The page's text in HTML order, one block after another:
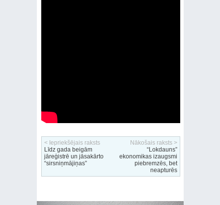
< Iepriekšējais raksts
Līdz gada beigām
jāreģistrē un jāsakārto
“sirsniņmājiņas”
Nākošais raksts >
“Lokdauns”
ekonomikas izaugsmi
piebremzēs, bet
neapturēs